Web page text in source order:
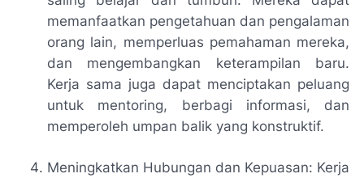
memanfaatkan pengetahuan dan pengalaman
orang lain, memperluas pemahaman mereka,
dan mengembangkan keterampilan baru.
Kerja sama juga dapat menciptakan peluang
untuk mentoring, berbagi informasi, dan
memperoleh umpan balik yang konstruktif.
Meningkatkan Hubungan dan Kepuasan: Kerja